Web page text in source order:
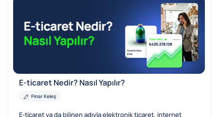
E-ticaret Nedir? Nasıl Yapılır?
Pınar Keleş
E-ticaret ya da bilinen adıyla elektronik ticaret, internet